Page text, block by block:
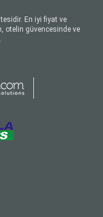
En iyi fiyat ve
otelin güvencesinde ve